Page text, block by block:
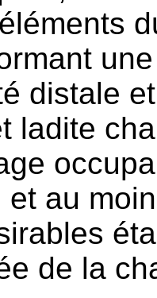
distale
ladite
et au
de la